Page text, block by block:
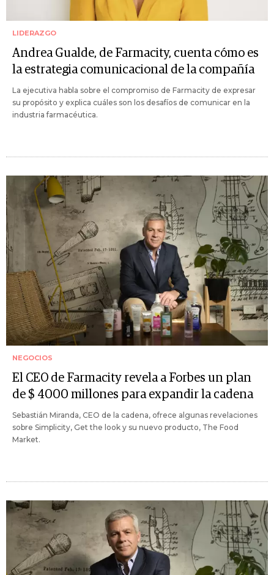
LIDERAZGO
Andrea Gualde, de Farmacity, cuenta cómo es
la estrategia comunicacional de la compañía
La ejecutiva habla sobre el compromiso de Farmacity de expresar
su propósito y explica cuáles son los desafíos de comunicar en la
industria farmacéutica.
NEGOCIOS
El CEO de Farmacity revela a Forbes un plan
de $ 4000 millones para expandir la cadena
Sebastián Miranda, CEO de la cadena, ofrece algunas revelaciones
sobre Simplicity, Get the look y su nuevo producto, The Food
Market.